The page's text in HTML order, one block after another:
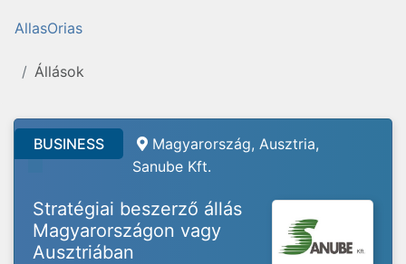
AllasOrias
Állások
BUSINESS
Magyarország, Ausztria,
Sanube Kft.
Stratégiai beszerző állás
Magyarországon vagy
Ausztriában